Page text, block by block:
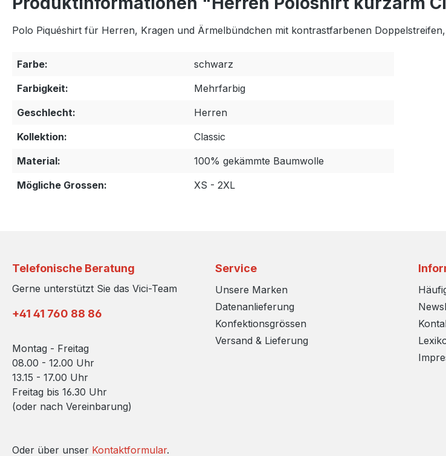
Polo Piquéshirt für Herren, Kragen und Ärmelbündchen mit kontrastfarbenen
Farbe:
schwarz
Farbigkeit:
Mehrfarbig
Geschlecht:
Herren
Kollektion:
Classic
Material:
100% gekämmte Baumwolle
Mögliche Grossen:
XS - 2XL
Telefonische Beratung
Gerne unterstützt Sie das Vici-Team
+41 41 760 88 86
Montag - Freitag
08.00 - 12.00 Uhr
13.15 - 17.00 Uhr
Freitag bis 16.30 Uhr
(oder nach Vereinbarung)
Oder über unser Kontaktformular.
Service
Unsere Marken
Datenanlieferung
Konfektionsgrössen
Versand & Lieferung